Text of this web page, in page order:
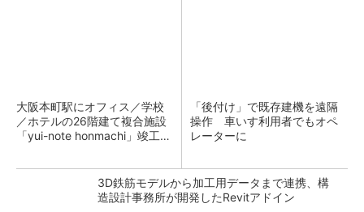
大阪本町駅にオフィス／学校
／ホテルの26階建て複合施設
「yui-note honmachi」竣工、
「後付け」で既存建機を遠隔
操作 車いす利用者でもオペ
レーターに
3D鉄筋モデルから加工用データまで連携、構
造設計事務所が開発したRevitアドイン